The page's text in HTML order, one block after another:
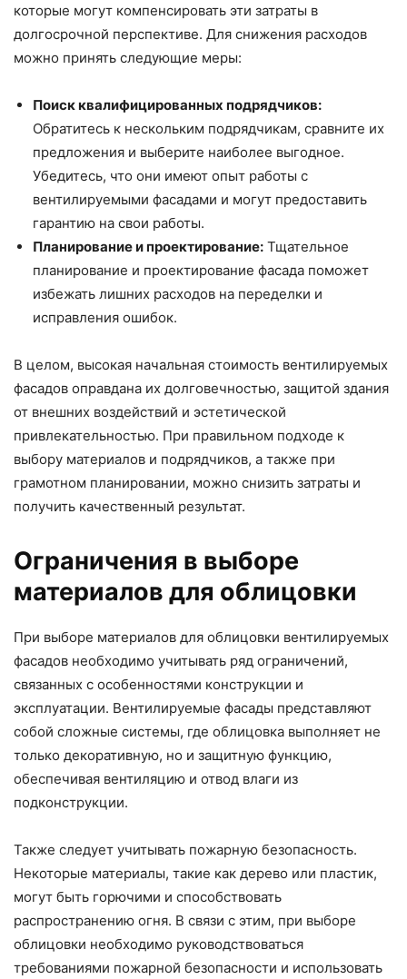
которые могут компенсировать эти затраты в
долгосрочной перспективе. Для снижения расходов
можно принять следующие меры:
Поиск квалифицированных подрядчиков:
Обратитесь к нескольким подрядчикам, сравните их
предложения и выберите наиболее выгодное.
Убедитесь, что они имеют опыт работы с
вентилируемыми фасадами и могут предоставить
гарантию на свои работы.
Планирование и проектирование: Тщательное
планирование и проектирование фасада поможет
избежать лишних расходов на переделки и
исправления ошибок.
В целом, высокая начальная стоимость вентилируемых
фасадов оправдана их долговечностью, защитой здания
от внешних воздействий и эстетической
привлекательностью. При правильном подходе к
выбору материалов и подрядчиков, а также при
грамотном планировании, можно снизить затраты и
получить качественный результат.
Ограничения в выборе
материалов для облицовки
При выборе материалов для облицовки вентилируемых
фасадов необходимо учитывать ряд ограничений,
связанных с особенностями конструкции и
эксплуатации. Вентилируемые фасады представляют
собой сложные системы, где облицовка выполняет не
только декоративную, но и защитную функцию,
обеспечивая вентиляцию и отвод влаги из
подконструкции.
Также следует учитывать пожарную безопасность.
Некоторые материалы, такие как дерево или пластик,
могут быть горючими и способствовать
распространению огня. В связи с этим, при выборе
облицовки необходимо руководствоваться
требованиями пожарной безопасности и использовать